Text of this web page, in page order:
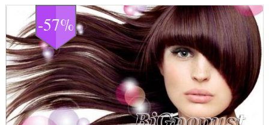
-57%